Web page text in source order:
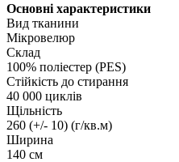
Основні характеристики
Вид тканини
Мікровелюр
Склад
100% поліестер (PES)
Стійкість до стирання
40 000 циклів
Щільність
260 (+/- 10) (г/кв.м)
Ширина
140 см